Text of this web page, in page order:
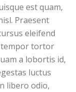
est quam,
Praesent
eleifend
tempor tortor
a lobortis id,
luctus
libero odio,